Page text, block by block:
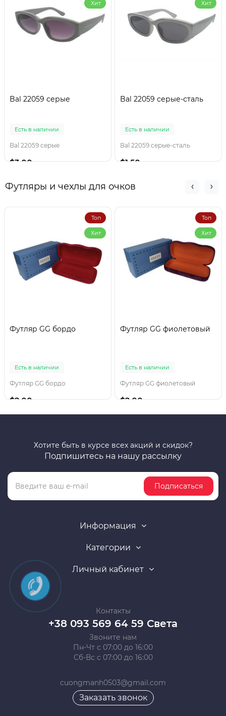
Хит
Bal 22059 серые
Есть в наличии
Bal 22059 серые
$3.00
Хит
Bal 22059 серые-сталь
Есть в наличии
Bal 22059 серые-сталь
$1.50
Футляры и чехлы для очков
Топ
Хит
Футляр GG бордо
Есть в наличии
Футляр GG бордо
$2.00
Топ
Хит
Футляр GG фиолетовый
Есть в наличии
Футляр GG фиолетовый
$2.00
Хотите быть в курсе всех акций и скидок?
Подпишитесь на нашу рассылку
Подписаться
Информация
Категории
Личный кабинет
Контакты
+38 093 569 64 59 Света
Звоните нам
Пн-Чт с 07:00 до 16:00
Сб-Вс с 07:00 до 16:00
cuongmanh0503@gmail.com
Заказать звонок